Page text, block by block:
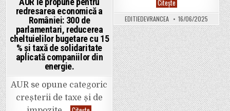
viață”.
redresarea economică a
României: 300 de
parlamentari, reducerea
cheltuielilor bugetare cu 15
% și taxă de solidaritate
aplicată companiilor din
energie.
️AUR se opune categoric
creșterii de taxe și de
CiteșteReîncep
protestele
în
sistemul
de
învățământ.
EDITIEDEVRANCEA 16/06/2025